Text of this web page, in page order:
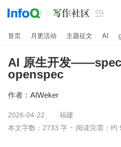

首页 月更活动 主题征文 AI
AI 原生开发
openspec
作者： AIWeker
2026-04-22
福建
本文字数：2733 字
阅读完需：约